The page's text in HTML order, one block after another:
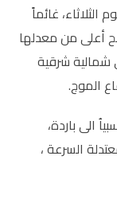
غائماً
أعلى من معدلها
شمالية شرقية
الموج.
الى باردة،
السرعة ،